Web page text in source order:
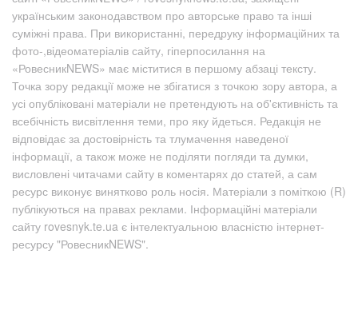
українським законодавством про авторське право та інші
суміжні права. При використанні, передруку інформаційних та
фото-,відеоматеріалів сайту, гіперпосилання на
«РовесникNEWS» має міститися в першому абзаці тексту.
Точка зору редакції може не збігатися з точкою зору автора, а
усі опубліковані матеріали не претендують на об'єктивність та
всебічність висвітлення теми, про яку йдеться. Редакція не
відповідає за достовірність та тлумачення наведеної
інформації, а також може не поділяти погляди та думки,
висловлені читачами сайту в коментарях до статей, а сам
ресурс виконує винятково роль носія. Матеріали з поміткою (R)
публікуються на правах реклами. Інформаційні матеріали
сайту rovesnyk.te.ua є інтелектуальною власністю інтернет-
ресурсу "РовесникNEWS".